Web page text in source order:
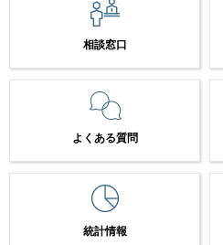
相談窓口
よくある質問
統計情報